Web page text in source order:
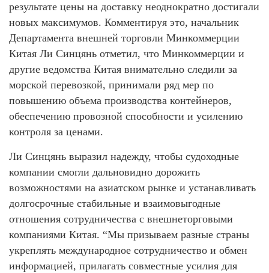
результате цены на доставку неоднократно достигали
новых максимумов. Комментируя это, начальник
Департамента внешней торговли Минкоммерции
Китая Ли Синцянь отметил, что Минкоммерции и
другие ведомства Китая внимательно следили за
морской перевозкой, принимали ряд мер по
повышению объема производства контейнеров,
обеспечению провозной способности и усилению
контроля за ценами.
Ли Синцянь выразил надежду, чтобы судоходные
компании смогли дальновидно дорожить
возможностями на азиатском рынке и устанавливать
долгосрочные стабильные и взаимовыгодные
отношения сотрудничества с внешнеторговыми
компаниями Китая. “Мы призываем разные страны
укреплять международное сотрудничество и обмен
информацией, прилагать совместные усилия для